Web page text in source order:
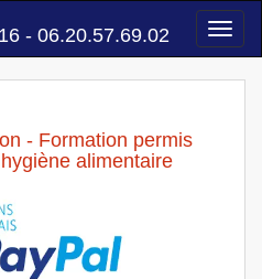
- 06.20.57.69.02
- Formation permis
alimentaire